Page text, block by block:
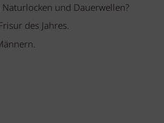
und Dauerwellen?
des Jahres.